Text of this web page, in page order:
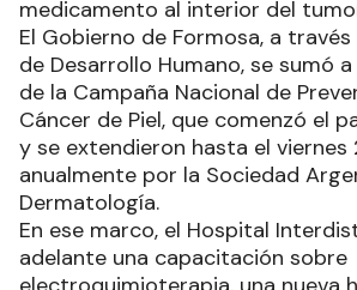
medicamento al interior del
El Gobierno de Formosa, a
de Desarrollo Humano, se sumó
de la Campaña Nacional de
Cáncer de Piel, que comenzó el
y se extendieron hasta el viernes
anualmente por la Sociedad
Dermatología.
En ese marco, el Hospital
adelante una capacitación sobre